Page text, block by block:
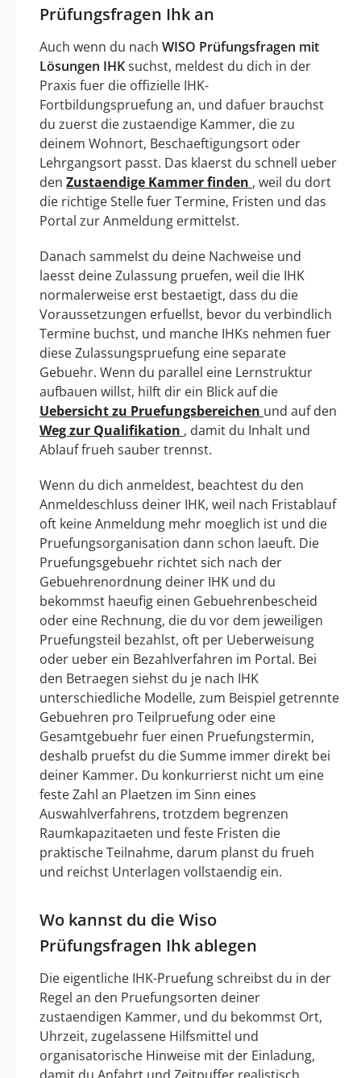
Prüfungsfragen Ihk an
Auch wenn du nach WISO Prüfungsfragen mit
Lösungen IHKsuchst, meldest du dich in der
Praxis fuer die offizielle IHK-
Fortbildungspruefung an, und dafuer brauchst
du zuerst die zustaendige Kammer, die zu
deinem Wohnort, Beschaeftigungsort oder
Lehrgangsort passt. Das klaerst du schnell ueber
den Zustaendige Kammer finden , weil du dort
die richtige Stelle fuer Termine, Fristen und das
Portal zur Anmeldung ermittelst.
Danach sammelst du deine Nachweise und
laesst deine Zulassung pruefen, weil die IHK
normalerweise erst bestaetigt, dass du die
Voraussetzungen erfuellst, bevor du verbindlich
Termine buchst, und manche IHKs nehmen fuer
diese Zulassungspruefung eine separate
Gebuehr. Wenn du parallel eine Lernstruktur
aufbauen willst, hilft dir ein Blick auf die
Uebersicht zu Pruefungsbereichen und auf den
Weg zur Qualifikation , damit du Inhalt und
Ablauf frueh sauber trennst.
Wenn du dich anmeldest, beachtest du den
Anmeldeschluss deiner IHK, weil nach Fristablauf
oft keine Anmeldung mehr moeglich ist und die
Pruefungsorganisation dann schon laeuft. Die
Pruefungsgebuehr richtet sich nach der
Gebuehrenordnung deiner IHK und du
bekommst haeufig einen Gebuehrenbescheid
oder eine Rechnung, die du vor dem jeweiligen
Pruefungsteil bezahlst, oft per Ueberweisung
oder ueber ein Bezahlverfahren im Portal. Bei
den Betraegen siehst du je nach IHK
unterschiedliche Modelle, zum Beispiel getrennte
Gebuehren pro Teilpruefung oder eine
Gesamtgebuehr fuer einen Pruefungstermin,
deshalb pruefst du die Summe immer direkt bei
deiner Kammer. Du konkurrierst nicht um eine
feste Zahl an Plaetzen im Sinn eines
Auswahlverfahrens, trotzdem begrenzen
Raumkapazitaeten und feste Fristen die
praktische Teilnahme, darum planst du frueh
und reichst Unterlagen vollstaendig ein.
Wo kannst du die Wiso
Prüfungsfragen Ihk ablegen
Die eigentliche IHK-Pruefung schreibst du in der
Regel an den Pruefungsorten deiner
zustaendigen Kammer, und du bekommst Ort,
Uhrzeit, zugelassene Hilfsmittel und
organisatorische Hinweise mit der Einladung,